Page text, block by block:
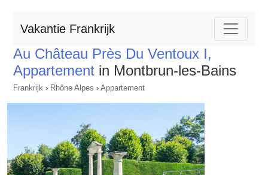
Vakantie Frankrijk
Au Château Près Du Ventoux I,
Appartement in Montbrun-les-Bains
Frankrijk › Rhône Alpes › Appartement